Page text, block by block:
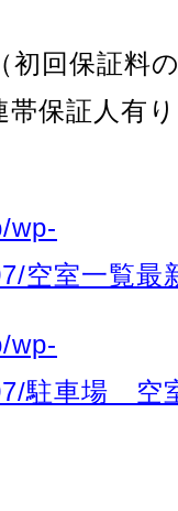
初回保証料
保証人有
wp-
空室一覧最
wp-
駐車場 空